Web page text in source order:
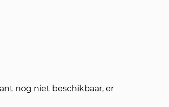
nog niet beschikbaar, er